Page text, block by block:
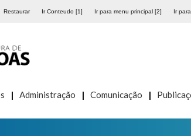
Restaurar Ir Conteudo [1] Ir para menu principal [2] Ir
Administração Comunicação